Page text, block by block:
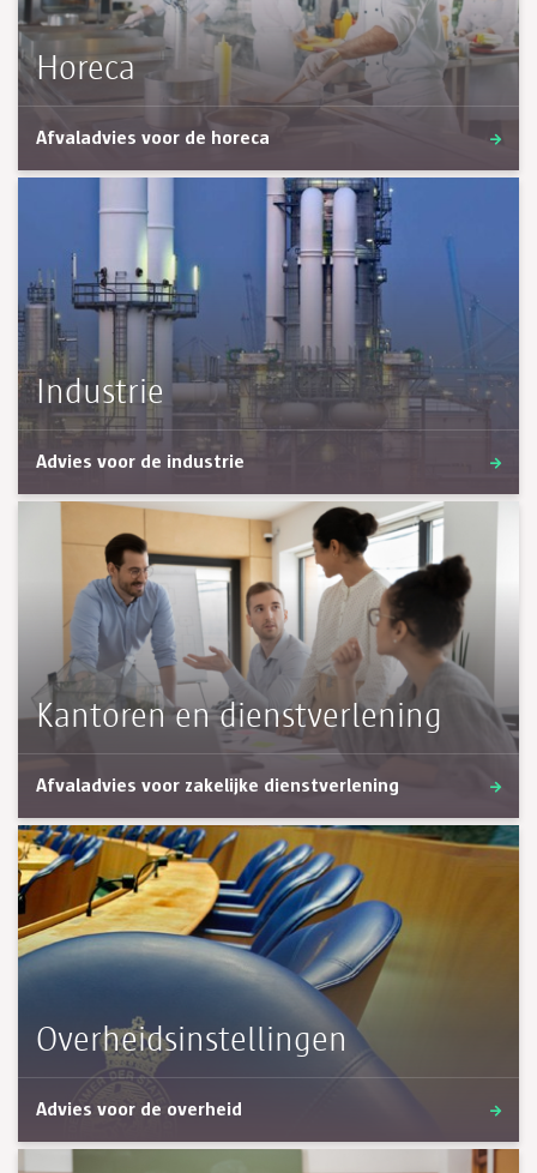
Horeca
Afvaladvies voor de horeca
Industrie
Advies voor de industrie
Kantoren en dienstverlening
Afvaladvies voor zakelijke dienstverlening
Overheidsinstellingen
Advies voor de overheid